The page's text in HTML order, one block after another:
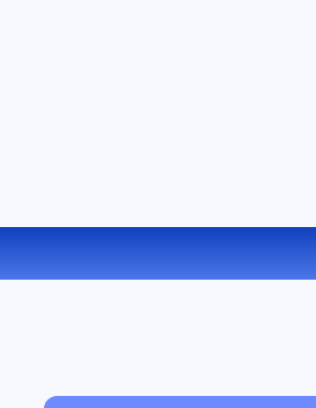
在线将 MKV 转换